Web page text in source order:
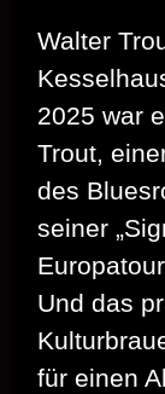
Walter
2025 war
Trout,
des
seiner
Und das
für einen